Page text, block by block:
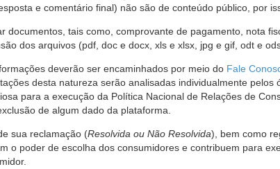
e comentário final) não são de conteúdo público, por
documentos, tais como, comprovante de pagamento, nota
dos arquivos (pdf, doc e docx, xls e xlsx, jpg e gif, odt e
deverão ser encaminhados por meio do Fale
desta natureza serão analisadas individualmente
para a execução da Política Nacional de Relações de
de algum dado da plataforma.
sua reclamação (Resolvida ou Não Resolvida), bem como
o poder de escolha dos consumidores e contribuem para